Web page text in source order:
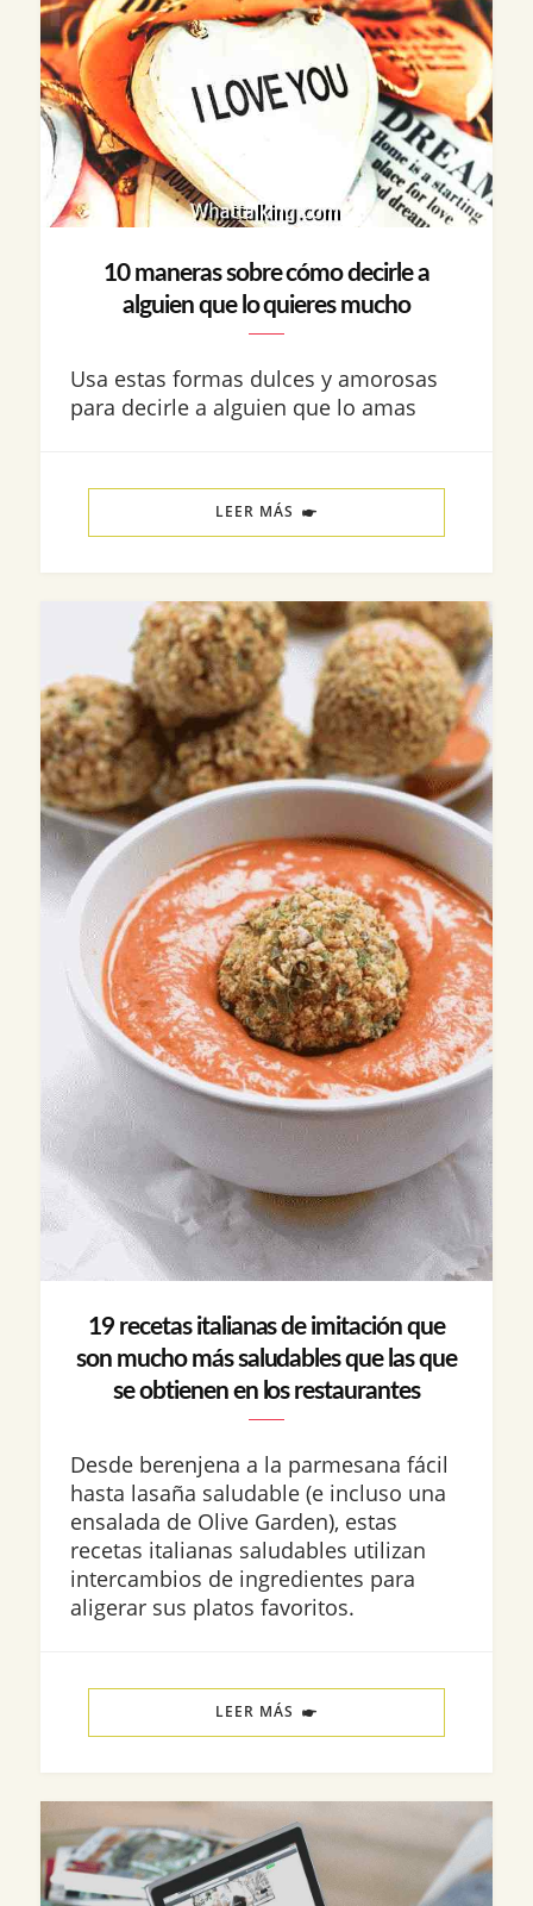
10 maneras sobre cómo decirle a
alguien que lo quieres mucho
Usa estas formas dulces y amorosas
para decirle a alguien que lo amas
LEER MÁS
19 recetas italianas de imitación que
son mucho más saludables que las que
se obtienen en los restaurantes
Desde berenjena a la parmesana fácil
hasta lasaña saludable (e incluso una
ensalada de Olive Garden), estas
recetas italianas saludables utilizan
intercambios de ingredientes para
aligerar sus platos favoritos.
LEER MÁS